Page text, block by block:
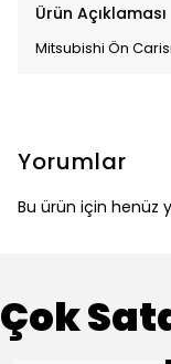
Ürün Açıklaması
Mitsubishi Ön
Yorumlar
Bu ürün için henüz
Çok